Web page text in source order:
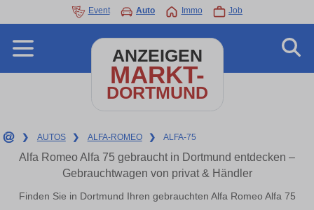
Event Auto Immo Job
ANZEIGEN
MARKT-
DORTMUND
❯ AUTOS ❯ ALFA-ROMEO ❯ ALFA-75
Alfa Romeo Alfa 75 gebraucht in Dortmund entdecken –
Gebrauchtwagen von privat & Händler
Finden Sie in Dortmund Ihren gebrauchten Alfa Romeo Alfa 75